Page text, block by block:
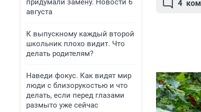
придумали замену. Новости 6
августа
К выпускному каждый второй
школьник плохо видит. Что
делать родителям?
Наведи фокус. Как видят мир
люди с близорукостью и что
делать, если перед глазами
размыто уже сейчас
4